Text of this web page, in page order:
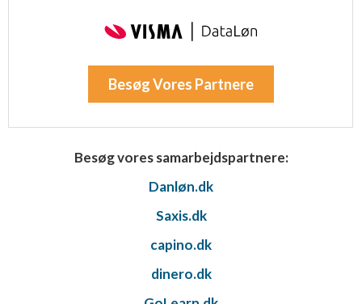
Besøg Vores Partnere
Besøg vores samarbejdspartnere:
Danløn.dk
Saxis.dk
capino.dk
dinero.dk